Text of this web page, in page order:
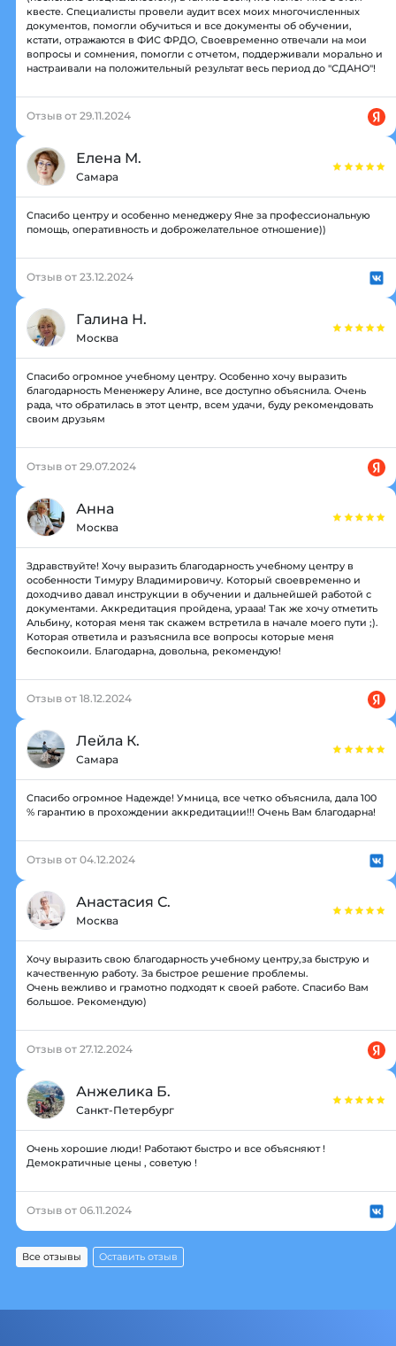
квесте. Специалисты провели аудит всех моих многочисленных
документов, помогли обучиться и все документы об обучении,
кстати, отражаются в ФИС ФРДО, Своевременно отвечали на мои
вопросы и сомнения, помогли с отчетом, поддерживали морально и
настраивали на положительный результат весь период до "СДАНО"!
Отзыв от 29.11.2024
Елена М.
Самара
Спасибо центру и особенно менеджеру Яне за профессиональную
помощь, оперативность и доброжелательное отношение))
Отзыв от 23.12.2024
Галина Н.
Москва
Спасибо огромное учебному центру. Особенно хочу выразить
благодарность Мененжеру Алине, все доступно объяснила. Очень
рада, что обратилась в этот центр, всем удачи, буду рекомендовать
своим друзьям
Отзыв от 29.07.2024
Анна
Москва
Здравствуйте! Хочу выразить благодарность учебному центру в
особенности Тимуру Владимировичу. Который своевременно и
доходчиво давал инструкции в обучении и дальнейшей работой с
документами. Аккредитация пройдена, урааа! Так же хочу отметить
Альбину, которая меня так скажем встретила в начале моего пути ;).
Которая ответила и разъяснила все вопросы которые меня
беспокоили. Благодарна, довольна, рекомендую!
Отзыв от 18.12.2024
Лейла К.
Самара
Спасибо огромное Надежде! Умница, все четко объяснила, дала 100
% гарантию в прохождении аккредитации!!! Очень Вам благодарна!
Отзыв от 04.12.2024
Анастасия С.
Москва
Хочу выразить свою благодарность учебному центру,за быструю и
качественную работу. За быстрое решение проблемы.
Очень вежливо и грамотно подходят к своей работе. Спасибо Вам
большое. Рекомендую)
Отзыв от 27.12.2024
Анжелика Б.
Санкт-Петербург
Очень хорошие люди! Работают быстро и все объясняют !
Демократичные цены , советую !
Отзыв от 06.11.2024
Все отзывы Оставить отзыв